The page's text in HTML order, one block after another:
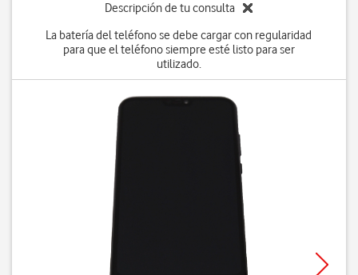
Descripción de tu consulta
La batería del teléfono se debe cargar con regularidad
para que el teléfono siempre esté listo para ser
utilizado.